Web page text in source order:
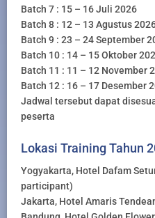
Batch 7 : 15 – 16 Juli 2026
Batch 8 : 12 – 13 Agustus
Batch 9 : 23 – 24 September
Batch 10 : 14 – 15 Oktober
Batch 11 : 11 – 12 November
Batch 12 : 16 – 17 Desember
Jadwal tersebut dapat
peserta
Lokasi Training Tahun
Yogyakarta, Hotel Dafam
participant)
Jakarta, Hotel Amaris